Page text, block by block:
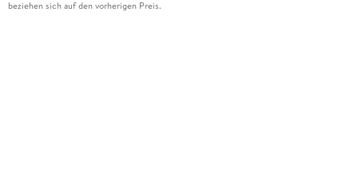
beziehen sich auf den vorherigen Preis.